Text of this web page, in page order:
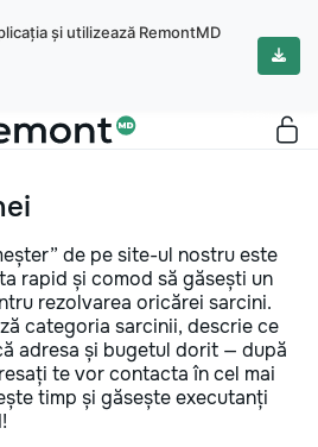
și utilizează RemontMD
de pe site-ul nostru este
rapid și comod să găsești un
rezolvarea oricărei sarcini.
categoria sarcinii, descrie ce
adresa și bugetul dorit — după
te vor contacta în cel mai
timp și găsește executanți